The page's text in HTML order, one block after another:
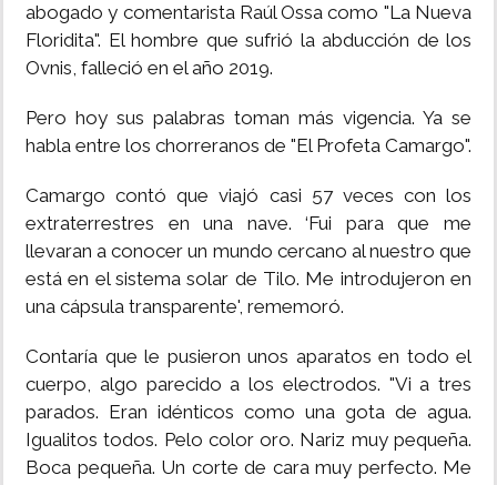
abogado y comentarista Raúl Ossa como "La Nueva
Floridita". El hombre que sufrió la abducción de los
Ovnis, falleció en el año 2019.
Pero hoy sus palabras toman más vigencia. Ya se
habla entre los chorreranos de "El Profeta Camargo".
Camargo contó que viajó casi 57 veces con los
extraterrestres en una nave. ‘Fui para que me
llevaran a conocer un mundo cercano al nuestro que
está en el sistema solar de Tilo. Me introdujeron en
una cápsula transparente', rememoró.
Contaría que le pusieron unos aparatos en todo el
cuerpo, algo parecido a los electrodos. "Vi a tres
parados. Eran idénticos como una gota de agua.
Igualitos todos. Pelo color oro. Nariz muy pequeña.
Boca pequeña. Un corte de cara muy perfecto. Me